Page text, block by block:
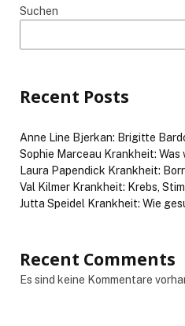
Suchen
Recent Posts
Anne Line Bjerkan: Brigitte
Sophie Marceau Krankheit:
Laura Papendick Krankheit:
Val Kilmer Krankheit: Krebs,
Jutta Speidel Krankheit: Wie
Recent Comments
Es sind keine Kommentare